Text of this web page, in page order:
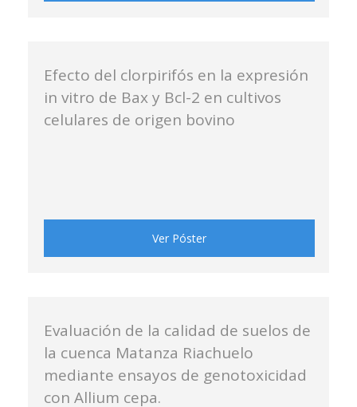
Efecto del clorpirifós en la expresión
in vitro de Bax y Bcl-2 en cultivos
celulares de origen bovino
Ver Póster
Evaluación de la calidad de suelos de
la cuenca Matanza Riachuelo
mediante ensayos de genotoxicidad
con Allium cepa.